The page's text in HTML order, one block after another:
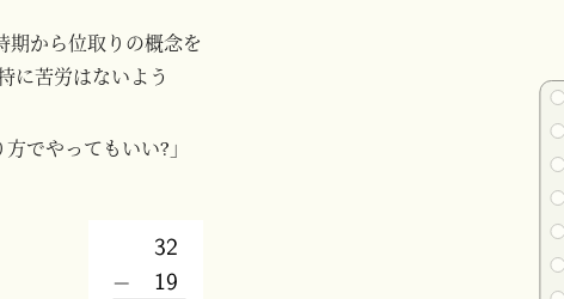
期から位取りの概念を
に苦労はないよう
でやってもいい?」